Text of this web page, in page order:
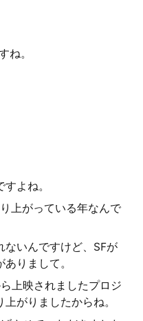
ね。
よね。
上がっている年なんで
ないんですけど、SFが
りまして。
上映されましたプロジ
がりましたからね。